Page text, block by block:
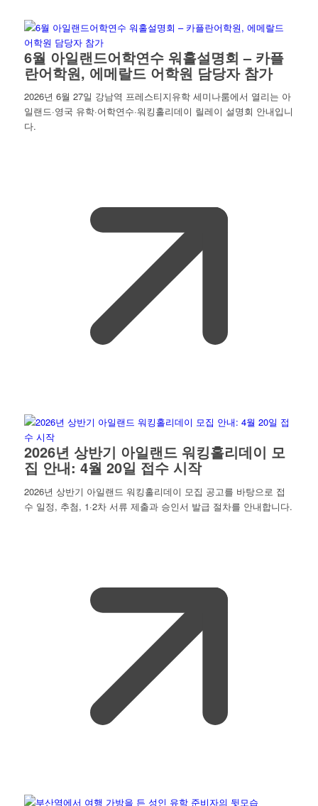
6월 아일랜드어학연수 워홀설명회 – 카플
란어학원, 에메랄드 어학원 담당자 참가
2026년 6월 27일 강남역 프레스티지유학 세미나룸에서 열리는 아
일랜드·영국 유학·어학연수·워킹홀리데이 릴레이 설명회 안내입니
다.
2026년 상반기 아일랜드 워킹홀리데이 모
집 안내: 4월 20일 접수 시작
2026년 상반기 아일랜드 워킹홀리데이 모집 공고를 바탕으로 접
수 일정, 추첨, 1·2차 서류 제출과 승인서 발급 절차를 안내합니다.